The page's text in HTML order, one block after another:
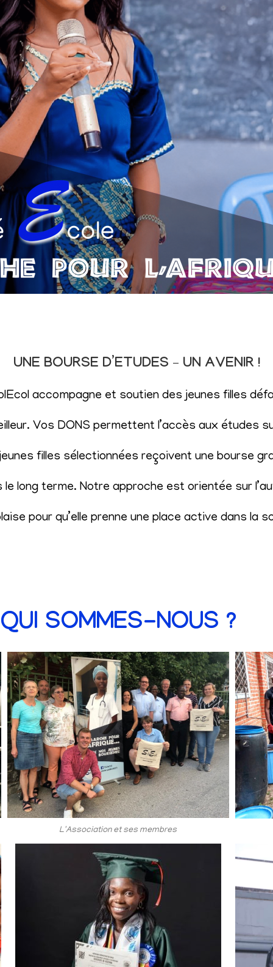
UNE BOURSE D’ETUDES – UN AVENIR !
accompagne et soutien des jeunes filles
Vos DONS permettent l’accès aux études
filles sélectionnées reçoivent une bourse
le long terme. Notre approche est orientée sur
pour qu’elle prenne une place active dans la
QUI SOMMES-NOUS ?
L'Association et ses membres